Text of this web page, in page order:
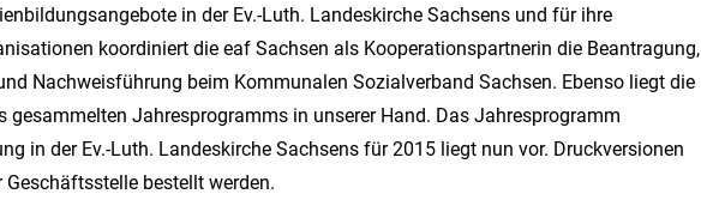
in der Ev.-Luth. Landeskirche Sachsens und für ihre
koordiniert die eaf Sachsen als Kooperationspartnerin die Beantragung,
Nachweisführung beim Kommunalen Sozialverband Sachsen. Ebenso liegt die
gesammelten Jahresprogramms in unserer Hand. Das Jahresprogramm
in der Ev.-Luth. Landeskirche Sachsens für 2015 liegt nun vor. Druckversionen
Geschäftsstelle bestellt werden.